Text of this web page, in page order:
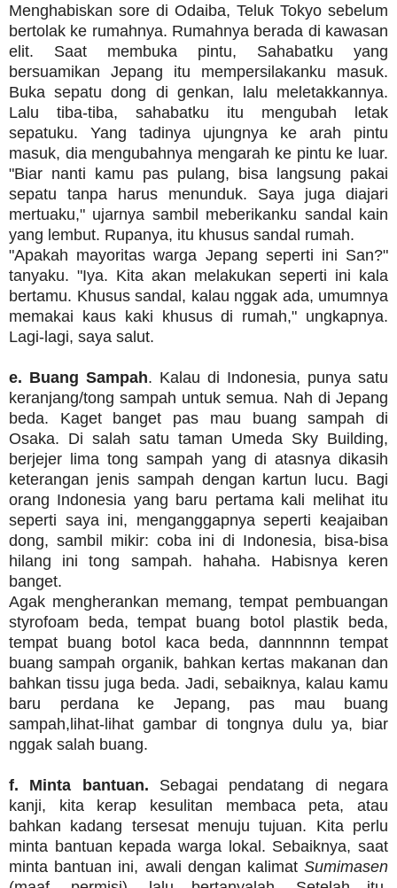
Menghabiskan sore di Odaiba, Teluk Tokyo sebelum
bertolak ke rumahnya. Rumahnya berada di kawasan
elit. Saat membuka pintu, Sahabatku yang
bersuamikan Jepang itu mempersilakanku masuk.
Buka sepatu dong di genkan, lalu meletakkannya.
Lalu tiba-tiba, sahabatku itu mengubah letak
sepatuku. Yang tadinya ujungnya ke arah pintu
masuk, dia mengubahnya mengarah ke pintu ke luar.
"Biar nanti kamu pas pulang, bisa langsung pakai
sepatu tanpa harus menunduk. Saya juga diajari
mertuaku," ujarnya sambil meberikanku sandal kain
yang lembut. Rupanya, itu khusus sandal rumah.
"Apakah mayoritas warga Jepang seperti ini San?"
tanyaku. "Iya. Kita akan melakukan seperti ini kala
bertamu. Khusus sandal, kalau nggak ada, umumnya
memakai kaus kaki khusus di rumah," ungkapnya.
Lagi-lagi, saya salut.
e. Buang Sampah. Kalau di Indonesia, punya satu
keranjang/tong sampah untuk semua. Nah di Jepang
beda. Kaget banget pas mau buang sampah di
Osaka. Di salah satu taman Umeda Sky Building,
berjejer lima tong sampah yang di atasnya dikasih
keterangan jenis sampah dengan kartun lucu. Bagi
orang Indonesia yang baru pertama kali melihat itu
seperti saya ini, menganggapnya seperti keajaiban
dong, sambil mikir: coba ini di Indonesia, bisa-bisa
hilang ini tong sampah. hahaha. Habisnya keren
banget.
Agak mengherankan memang, tempat pembuangan
styrofoam beda, tempat buang botol plastik beda,
tempat buang botol kaca beda, dannnnnn tempat
buang sampah organik, bahkan kertas makanan dan
bahkan tissu juga beda. Jadi, sebaiknya, kalau kamu
baru perdana ke Jepang, pas mau buang
sampah,lihat-lihat gambar di tongnya dulu ya, biar
nggak salah buang.
f. Minta bantuan. Sebagai pendatang di negara
kanji, kita kerap kesulitan membaca peta, atau
bahkan kadang tersesat menuju tujuan. Kita perlu
minta bantuan kepada warga lokal. Sebaiknya, saat
minta bantuan ini, awali dengan kalimat Sumimasen